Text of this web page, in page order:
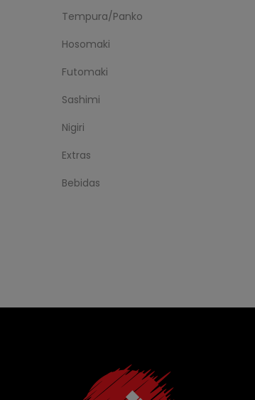
Tempura/Panko
Hosomaki
Futomaki
Sashimi
Nigiri
Extras
Bebidas